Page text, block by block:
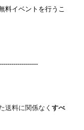
料イベントを行うこ
送料に関係なく すべ